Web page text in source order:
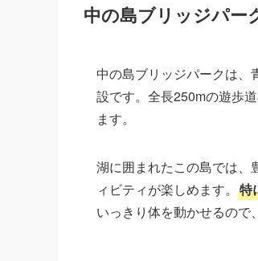
中の島ブリッジパー
中の島ブリッジパークは
設です。全長250mの遊歩
ます。
湖に囲まれたこの島では、
ィビティが楽しめます。 特
いっきり体を動かせるので